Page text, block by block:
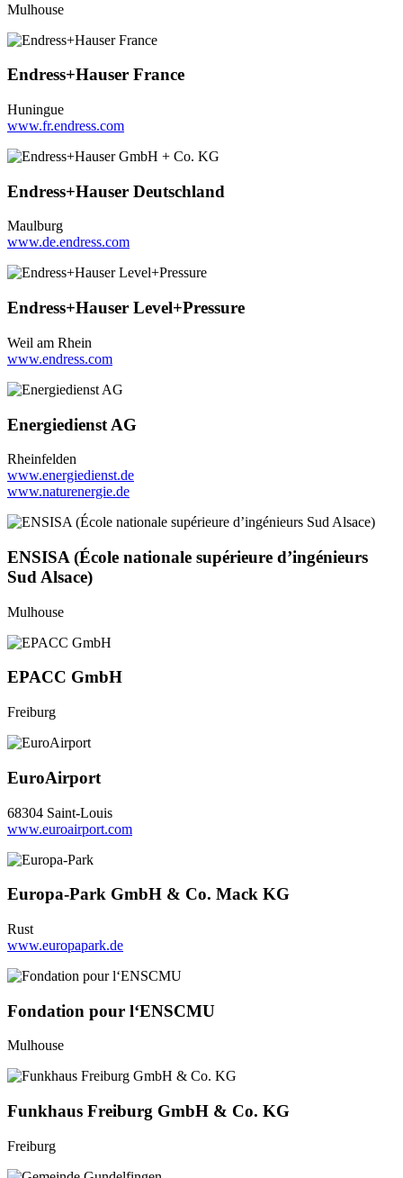
Mulhouse
Endress+Hauser France
Huningue
www.fr.endress.com
Endress+Hauser Deutschland
Maulburg
www.de.endress.com
Endress+Hauser Level+Pressure
Weil am Rhein
www.endress.com
Energiedienst AG
Rheinfelden
www.energiedienst.de
www.naturenergie.de
ENSISA (École nationale supérieure d’ingénieurs
Sud Alsace)
Mulhouse
EPACC GmbH
Freiburg
EuroAirport
68304 Saint-Louis
www.euroairport.com
Europa-Park GmbH & Co. Mack KG
Rust
www.europapark.de
Fondation pour l‘ENSCMU
Mulhouse
Funkhaus Freiburg GmbH & Co. KG
Freiburg